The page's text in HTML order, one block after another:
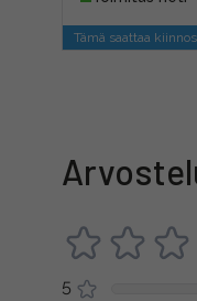
Tämä saattaa
5